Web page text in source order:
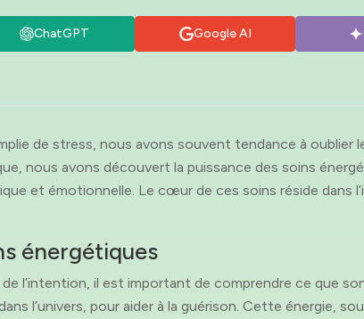
ChatGPT Google AI
de stress, nous avons souvent tendance à
nous avons découvert la puissance des soins
et émotionnelle. Le cœur de ces soins réside dans
énergétiques
l’intention, il est important de comprendre ce que
l’univers, pour aider à la guérison. Cette énergie,